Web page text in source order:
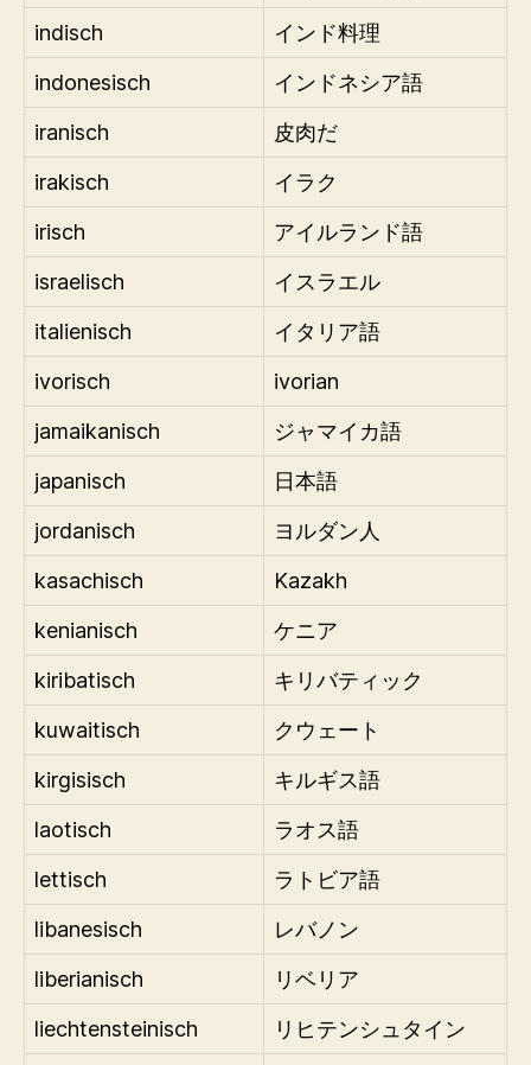
indisch
インド料理
indonesisch
インドネシア語
iranisch
皮肉だ
irakisch
イラク
irisch
アイルランド語
israelisch
イスラエル
italienisch
イタリア語
ivorisch
ivorian
jamaikanisch
ジャマイカ語
japanisch
日本語
jordanisch
ヨルダン人
kasachisch
Kazakh
kenianisch
ケニア
kiribatisch
キリバティック
kuwaitisch
クウェート
kirgisisch
キルギス語
laotisch
ラオス語
lettisch
ラトビア語
libanesisch
レバノン
liberianisch
リベリア
liechtensteinisch
リヒテンシュタイン